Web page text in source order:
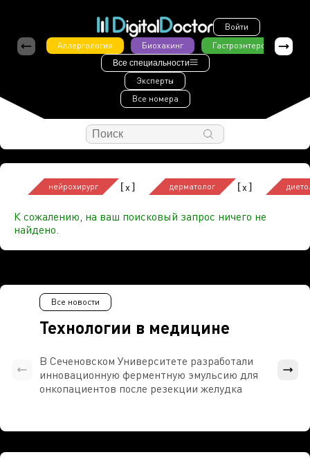
Войти
Аллергология
Биохакинг Гастроэнтерология
Все специальности
Эксперты
Все номера
нейрохирург [x] дерматолог [x]
К сожалению, на ваш поисковый запрос ничего не
найдено.
Технологии в медицине
Все новости
В Сеченовском Университете разработали
инновационную ферментную эмульсию для
онкопациентов после резекции желудка